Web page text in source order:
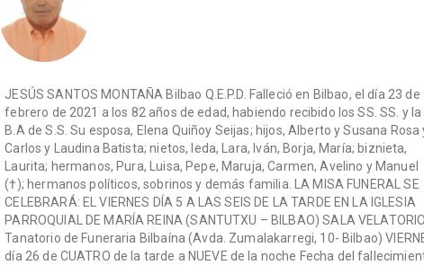
JESÚS SANTOS MONTAÑA Bilbao Q.E.P.D. Falleció en Bilbao, el día 23 de
febrero de 2021 a los 82 años de edad, habiendo recibido los SS. SS. y la
B.A de S.S. Su esposa, Elena Quiñoy Seijas; hijos, Alberto y Susana Rosa
Carlos y Laudina Batista; nietos, Ieda, Lara, Iván, Borja, María; biznieta,
Laurita; hermanos, Pura, Luisa, Pepe, Maruja, Carmen, Avelino y Manuel
(†); hermanos políticos, sobrinos y demás familia. LA MISA FUNERAL SE
CELEBRARÁ: EL VIERNES DÍA 5 A LAS SEIS DE LA TARDE EN LA IGLESIA
PARROQUIAL DE MARÍA REINA (SANTUTXU – BILBAO) SALA
Tanatorio de Funeraria Bilbaína (Avda. Zumalakarregi, 10- Bilbao)
día 26 de CUATRO de la tarde a NUEVE de la noche Fecha del